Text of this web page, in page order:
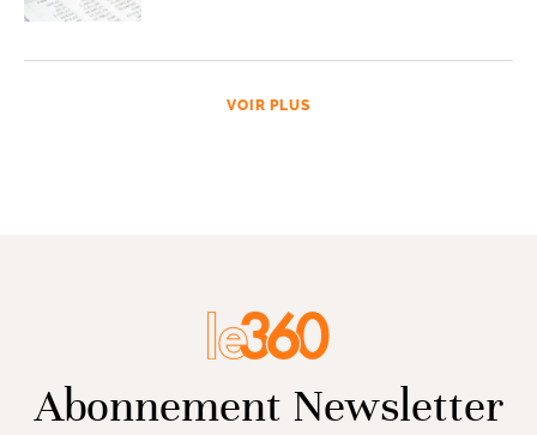
VOIR PLUS
Abonnement Newsletter